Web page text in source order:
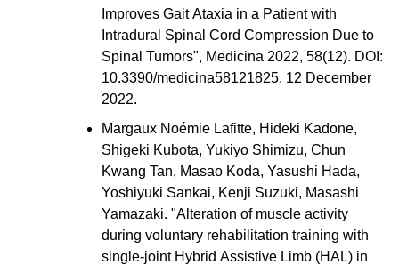
Improves Gait Ataxia in a Patient with
Intradural Spinal Cord Compression Due to
Spinal Tumors", Medicina 2022, 58(12). DOI:
10.3390/medicina58121825, 12 December
2022.
Margaux Noémie Lafitte, Hideki Kadone,
Shigeki Kubota, Yukiyo Shimizu, Chun
Kwang Tan, Masao Koda, Yasushi Hada,
Yoshiyuki Sankai, Kenji Suzuki, Masashi
Yamazaki. "Alteration of muscle activity
during voluntary rehabilitation training with
single-joint Hybrid Assistive Limb (HAL) in